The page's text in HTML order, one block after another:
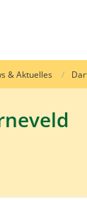
& Aktuelles